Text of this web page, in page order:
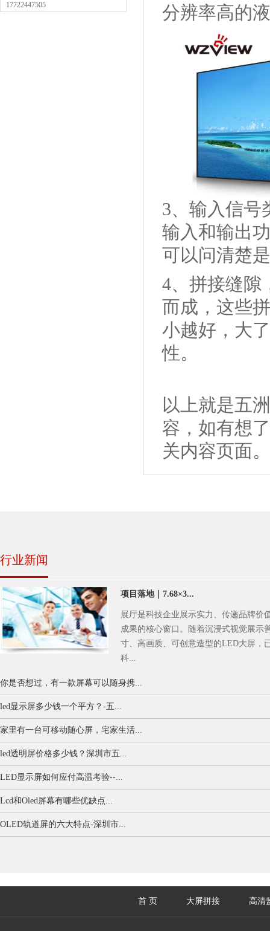
17722447505
分辨率高的
3、输入信号
输入和输出
可以问清楚
4、拼接缝隙
而成，这些
小越好，大
性。
以上就是五
容，如有想
关内容页面
行业新闻
项目落地｜7.68×3...
展厅是科技企业展示实力、传递品牌价
成果的核心窗口。随着沉浸式视觉展示
寸、高画质、可创意造型的LED大屏，
科...
你是否想过，有一款屏幕可以随身携...
led显示屏多少钱一个平方？-五...
家里有一台可移动随心屏，宅家生活...
led透明屏价格多少钱？深圳市五...
LED显示屏如何应付高温考验--...
Lcd和Oled屏幕有哪些优缺点...
OLED轨道屏的六大特点-深圳市...
首 页 大屏拼接 高清